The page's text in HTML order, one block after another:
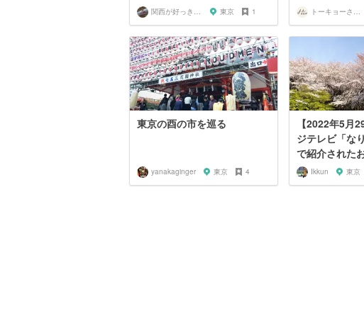
関西が好っきゃねん 東京 1 トーキョーさんぽ
東京の酉の市を巡る
yanakaginger 東京 4
【2022年5月
ジテレビ「な
で紹介された
Ikkun 東京